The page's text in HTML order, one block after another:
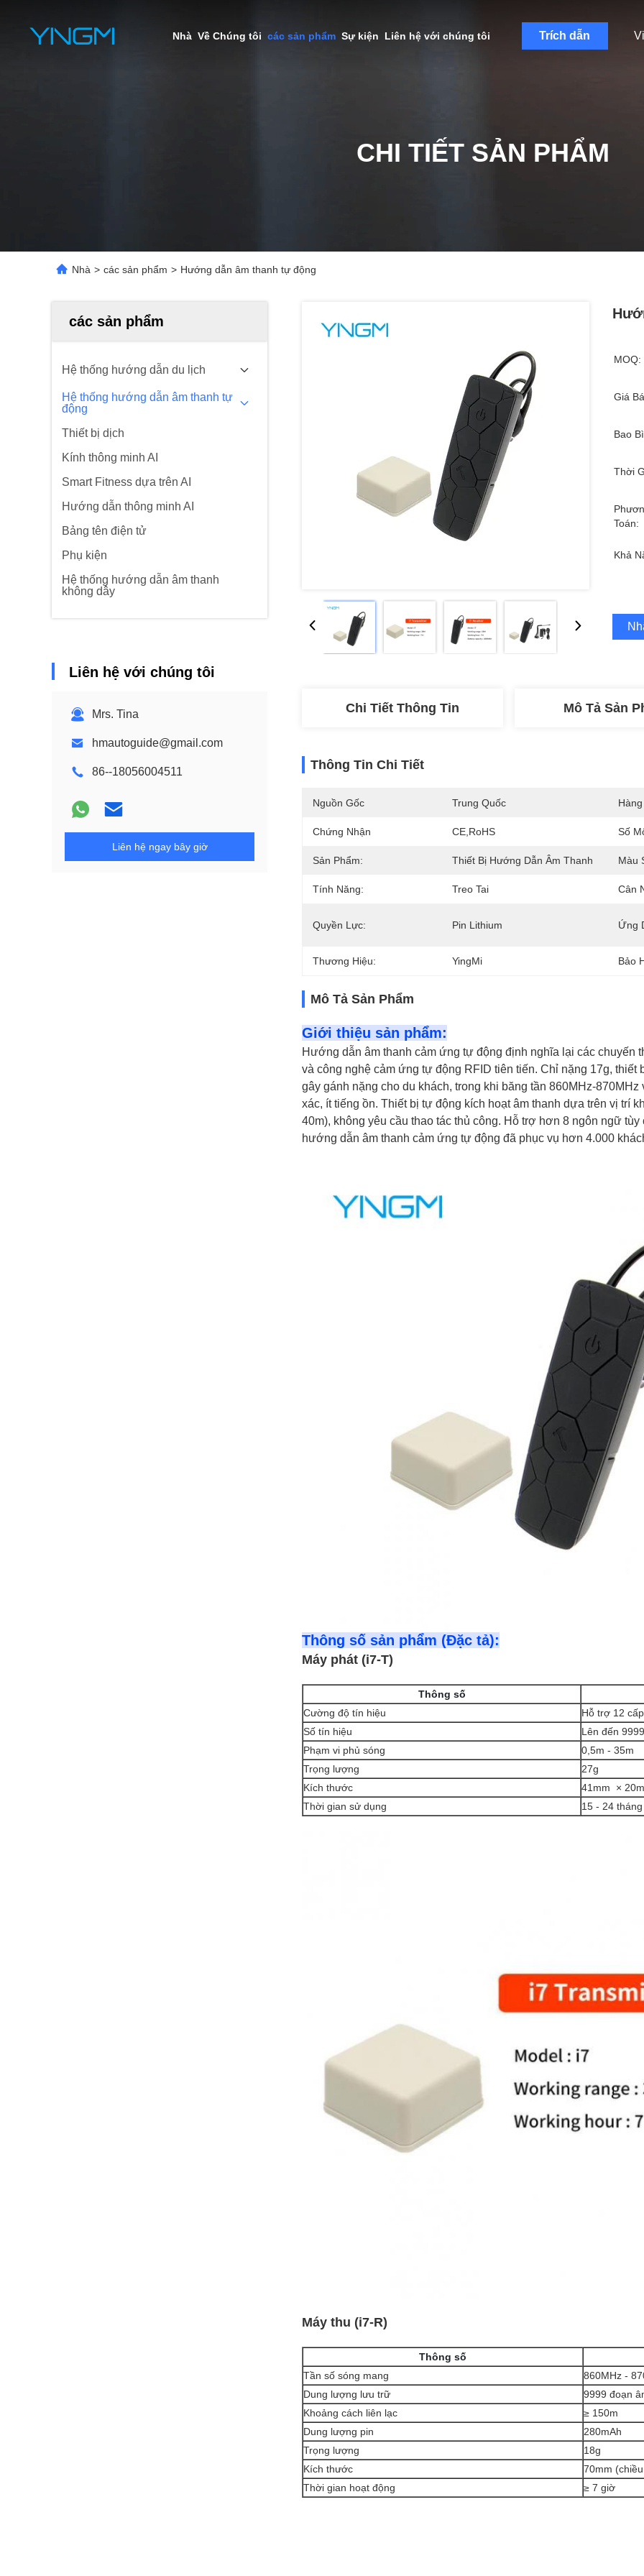
Nhà Về Chúng tôi các sản phẩm Sự kiện Liên hệ với chúng tôi Trích dẫn
CHI TIẾT SẢN PHẨM
Nhà > các sản phẩm > Hướng dẫn âm thanh tự động
các sản phẩm
Hệ thống hướng dẫn du lịch
Hệ thống hướng dẫn âm thanh tự
động
Thiết bị dịch
Kính thông minh AI
Smart Fitness dựa trên AI
Hướng dẫn thông minh AI
Bảng tên điện tử
Phụ kiện
Hệ thống hướng dẫn âm thanh
không dây
Liên hệ với chúng tôi
Mrs. Tina
hmautoguide@gmail.com
86--18056004511
Liên hệ ngay bây giờ
MOQ:
Giá
Bao
Thời
Toán:
Khả
Chi Tiết Thông Tin Mô Tả Sản
Thông Tin Chi Tiết
Nguồn Gốc Trung Quốc
Chứng Nhận CE,RoHS Số
Sản Phẩm: Thiết Bị Hướng Dẫn Âm Thanh Màu
Tính Năng: Treo Tai Cân
Quyền Lực: Pin Lithium Ứng
Thương Hiệu: YingMi Bảo
Mô Tả Sản Phẩm
Giới thiệu sản phẩm:
Hướng dẫn âm thanh cảm ứng tự động định nghĩa lại các chuyến
và công nghệ cảm ứng tự động RFID tiên tiến. Chỉ nặng 17g, thiết
gây gánh nặng cho du khách, trong khi băng tần 860MHz-
xác, ít tiếng ồn. Thiết bị tự động kích hoạt âm thanh dựa trên vị trí
40m), không yêu cầu thao tác thủ công. Hỗ trợ hơn 8 ngôn ngữ
hướng dẫn âm thanh cảm ứng tự động đã phục vụ hơn 4.000
Thông số sản phẩm (Đặc tả):
Máy phát (i7-T)
Thông số
Cường độ tín hiệu
Hỗ trợ 12
Số tín hiệu
Lên đến 9999
Phạm vi phủ sóng
0,5m - 35m
Trọng lượng
27g
Kích thước
41mm ×
Thời gian sử dụng
15 - 24 tháng
Máy thu (i7-R)
Thông số
Tần số sóng mang
860MHz -
Dung lượng lưu trữ
9999 đoạn
Khoảng cách liên lạc
≥ 150m
Dung lượng pin
280mAh
Trọng lượng
18g
Kích thước
70mm
Thời gian hoạt động
≥ 7 giờ